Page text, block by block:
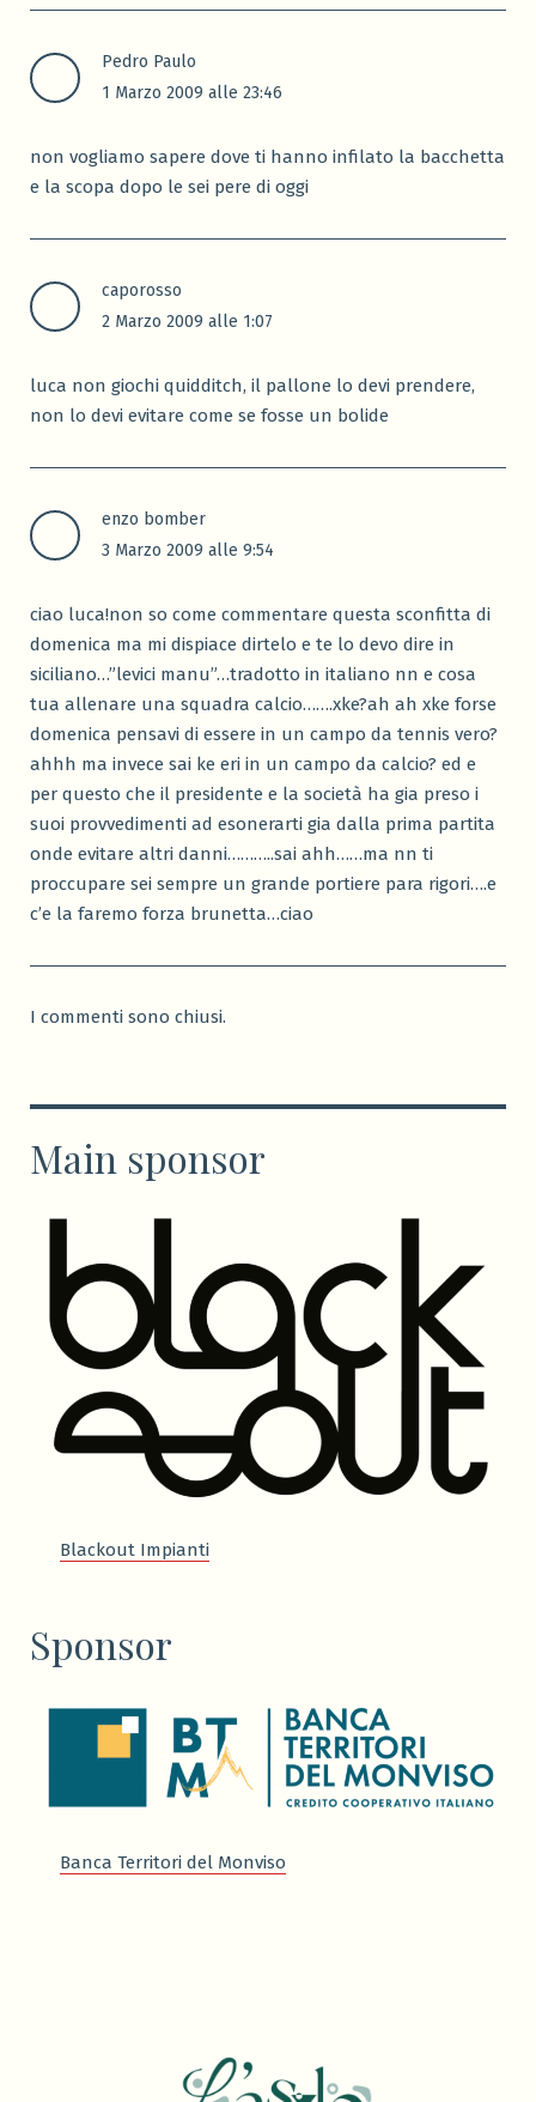
Pedro Paulo
1 Marzo 2009 alle 23:46
non vogliamo sapere dove ti hanno infilato la bacchetta
e la scopa dopo le sei pere di oggi
caporosso
2 Marzo 2009 alle 1:07
luca non giochi quidditch, il pallone lo devi prendere,
non lo devi evitare come se fosse un bolide
enzo bomber
3 Marzo 2009 alle 9:54
ciao luca!non so come commentare questa sconfitta di
domenica ma mi dispiace dirtelo e te lo devo dire in
siciliano…”levici manu”…tradotto in italiano nn e cosa
tua allenare una squadra calcio…….xke?ah ah xke forse
domenica pensavi di essere in un campo da tennis vero?
ahhh ma invece sai ke eri in un campo da calcio? ed e
per questo che il presidente e la società ha gia preso i
suoi provvedimenti ad esonerarti gia dalla prima partita
onde evitare altri danni………..sai ahh……ma nn ti
proccupare sei sempre un grande portiere para rigori….e
c’e la faremo forza brunetta…ciao
I commenti sono chiusi.
Main sponsor
Blackout Impianti
Sponsor
Banca Territori del Monviso